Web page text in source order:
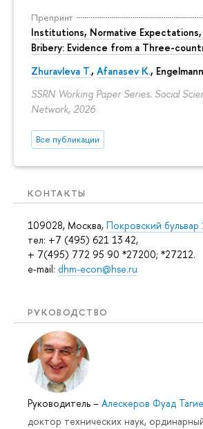
Препринт
Institutions, Normative Expectations,
Bribery: Evidence from a Three-
Zhuravleva T., Afanasev K.,
SSRN Working Paper Series. Social
Network, 2026
Все публикации
КОНТАКТЫ
109028, Москва, Покровский бульвар
тел: +7 (495) 621 13 42,
+ 7(495) 772 95 90 *27200; *27212.
e-mail: dhm-econ@hse.ru
РУКОВОДСТВО
Руководитель – Алескеров Фуад
доктор технических наук,